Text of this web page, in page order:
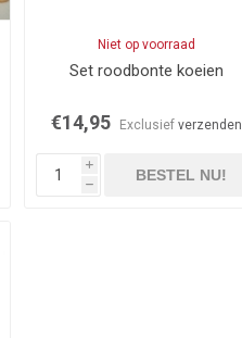
Niet op voorraad
Set roodbonte koeien
€14,95 Exclusiefverzenden
i
h
BESTEL NU!